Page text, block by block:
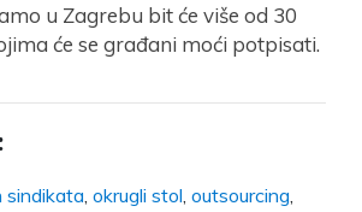
u Zagrebu bit će više od 30
će se građani moći potpisati.
sindikata okrugli stol outsourcing